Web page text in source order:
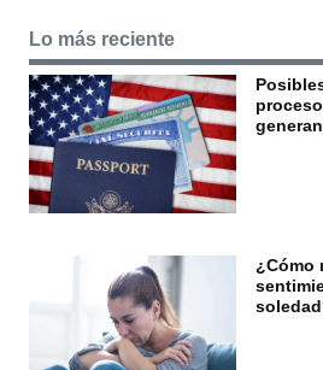
Lo más reciente
¿Cómo